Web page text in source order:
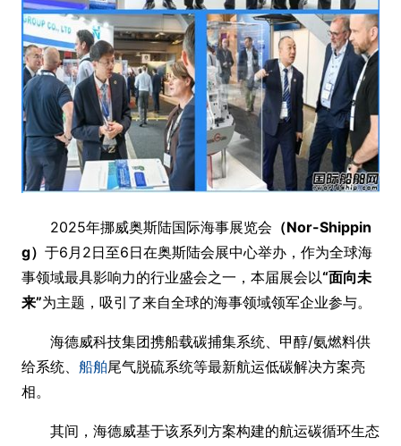
2025年挪威奥斯陆国际海事展览会 （Nor-Shippin
g） 于6月2日至6日在奥斯陆会展中心举办，作为全球海
事领域最具影响力的行业盛会之一，本届展会以“面向未
来”为主题，吸引了来自全球的海事领域领军企业参与。
海德威科技集团携船载碳捕集系统、甲醇/氨燃料供
给系统、 船舶尾气脱硫系统等最新航运低碳解决方案亮
相。
其间，海德威基于该系列方案构建的航运碳循环生态